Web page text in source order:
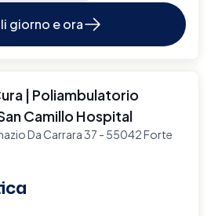
giorno e ora
| Poliambulatorio
Camillo Hospital
Da Carrara 37 - 55042 Forte